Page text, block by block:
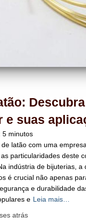
e suas
5 minutos
latão com uma
particularidades deste
indústria de bijuterias, a
é crucial não apenas
e durabilidade
e Leia mais…
atrás